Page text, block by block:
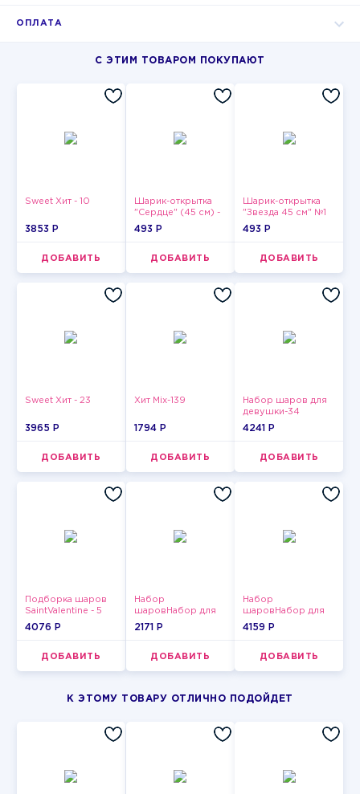
ОПЛАТА
С ЭТИМ ТОВАРОМ ПОКУПАЮТ
Sweet Хит - 10
3853 P
ДОБАВИТЬ
Шарик-открытка
"Сердце" (45 см) -
2
493 P
ДОБАВИТЬ
Шарик-открытка
"Звезда 45 см" №1
493 P
ДОБАВИТЬ
Sweet Хит - 23
3965 P
ДОБАВИТЬ
Хит Mix-139
1794 P
ДОБАВИТЬ
Набор шаров для
девушки-34
4241 P
ДОБАВИТЬ
Подборка шаров
SaintValentine - 5
4076 P
ДОБАВИТЬ
Набор
шаровНабор для
мужчин-15
2171 P
ДОБАВИТЬ
Набор
шаровНабор для
мужчин-9
4159 P
ДОБАВИТЬ
К ЭТОМУ ТОВАРУ ОТЛИЧНО ПОДОЙДЕТ